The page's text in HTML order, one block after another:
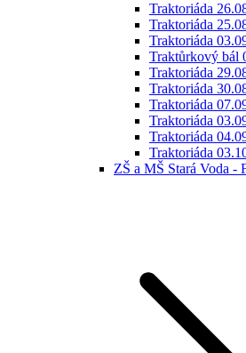
Traktoriáda
Traktoriáda
Traktoriáda
Traktůrkový bál
Traktoriáda
Traktoriáda
Traktoriáda
Traktoriáda
Traktoriáda
Traktoriáda
ZŠ a MŠ Stará Voda -